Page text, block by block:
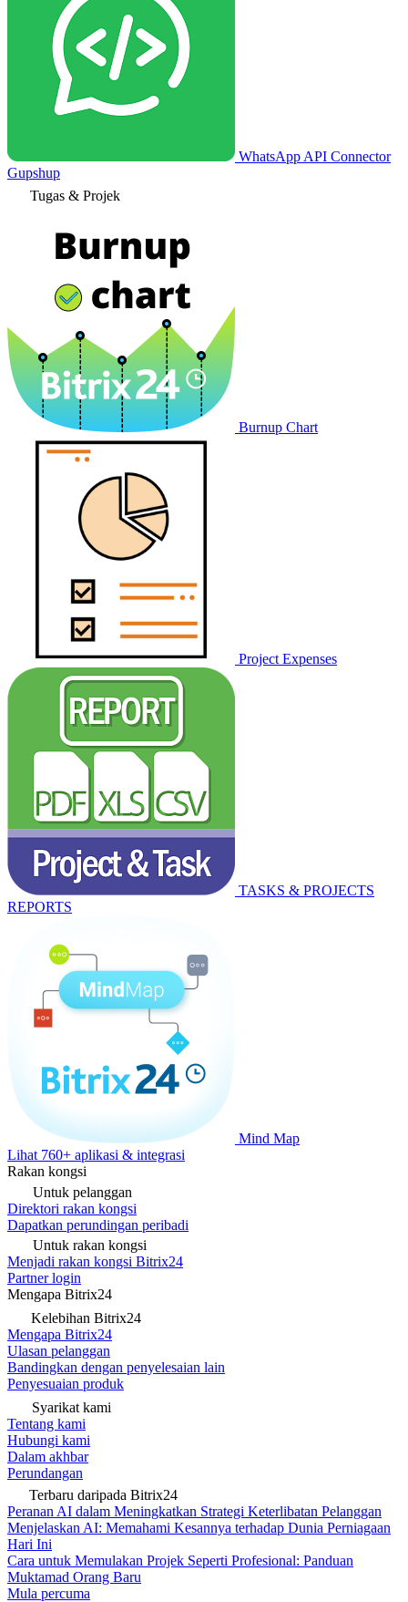
WhatsApp API Connector
Gupshup
Tugas & Projek
Burnup Chart
Project Expenses
TASKS & PROJECTS
REPORTS
Mind Map
Lihat 760+ aplikasi & integrasi
Rakan kongsi
Untuk pelanggan
Direktori rakan kongsi
Dapatkan perundingan peribadi
Untuk rakan kongsi
Menjadi rakan kongsi Bitrix24
Partner login
Mengapa Bitrix24
Kelebihan Bitrix24
Mengapa Bitrix24
Ulasan pelanggan
Bandingkan dengan penyelesaian lain
Penyesuaian produk
Syarikat kami
Tentang kami
Hubungi kami
Dalam akhbar
Perundangan
Terbaru daripada Bitrix24
Peranan AI dalam Meningkatkan Strategi Keterlibatan Pelanggan
Menjelaskan AI: Memahami Kesannya terhadap Dunia Perniagaan
Hari Ini
Cara untuk Memulakan Projek Seperti Profesional: Panduan
Muktamad Orang Baru
Mula percuma